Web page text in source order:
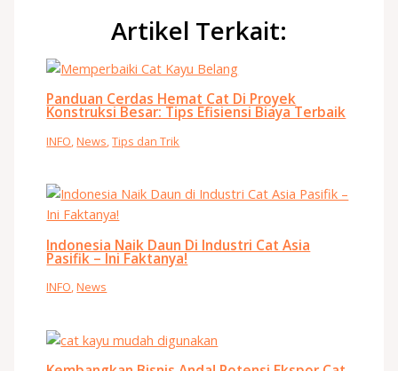
Artikel Terkait:
Panduan Cerdas Hemat Cat Di Proyek
Konstruksi Besar: Tips Efisiensi Biaya Terbaik
INFO ,News ,Tips dan Trik
Indonesia Naik Daun Di Industri Cat Asia
Pasifik – Ini Faktanya!
INFO,News